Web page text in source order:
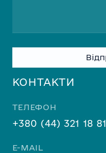
КОНТАКТИ
ТЕЛЕФОН
+380 (44) 321 18 81
E-MAIL
field